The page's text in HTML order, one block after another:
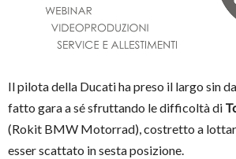
Il pilota della Ducati ha preso il largo sin
fatto gara a sé sfruttando le difficoltà di
(Rokit BMW Motorrad), costretto a
esser scattato in sesta posizione.